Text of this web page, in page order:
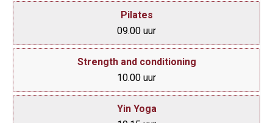
Pilates
09.00 uur
Strength and conditioning
10.00 uur
Yin Yoga